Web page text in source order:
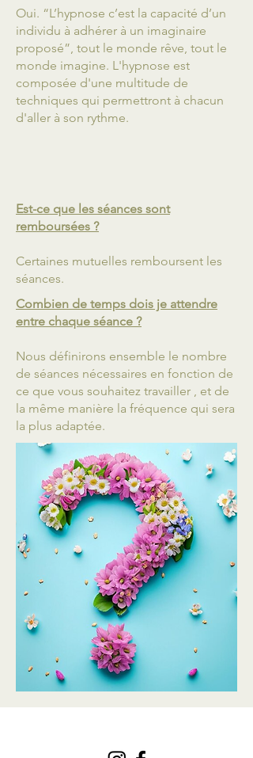
Oui. “L’hypnose c’est la capacité d’un
individu à adhérer à un imaginaire
proposé”, tout le monde rêve, tout le
monde imagine. L'hypnose est
composée d'une multitude de
techniques qui permettront à chacun
d'aller à son rythme.
Est-ce que les séances sont
remboursées ?
Certaines mutuelles remboursent les
séances.
Combien de temps dois je attendre
entre chaque séance ?
Nous définirons ensemble le nombre
de séances nécessaires en fonction de
ce que vous souhaitez travailler , et de
la même manière la fréquence qui sera
la plus adaptée.